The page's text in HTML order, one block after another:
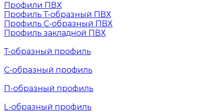
Профили ПВХ
Профиль Т-образный ПВХ
Профиль С-образный ПВХ
Профиль закладной ПВХ
Т-образный профиль
С-образный профиль
П-образный профиль
L-образный профиль